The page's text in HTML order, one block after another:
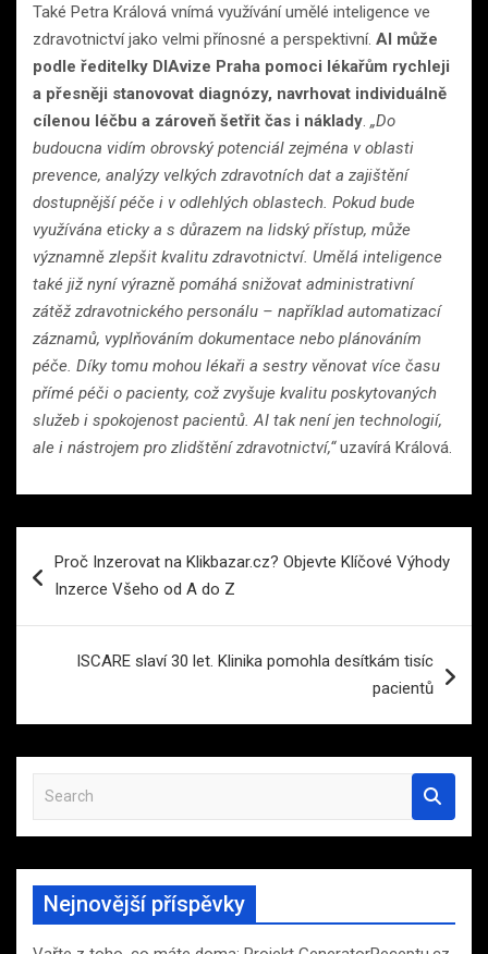
Také Petra Králová vnímá využívání umělé inteligence ve
zdravotnictví jako velmi přínosné a perspektivní. AI může
podle ředitelky DIAvize Praha pomoci lékařům rychleji
a přesněji stanovovat diagnózy, navrhovat individuálně
cílenou léčbu a zároveň šetřit čas i náklady „Do
budoucna vidím obrovský potenciál zejména v oblasti
prevence, analýzy velkých zdravotních dat a zajištění
dostupnější péče i v odlehlých oblastech. Pokud bude
využívána eticky a s důrazem na lidský přístup, může
významně zlepšit kvalitu zdravotnictví. Umělá inteligence
také již nyní výrazně pomáhá snižovat administrativní
zátěž zdravotnického personálu – například automatizací
záznamů, vyplňováním dokumentace nebo plánováním
péče. Díky tomu mohou lékaři a sestry věnovat více času
přímé péči o pacienty, což zvyšuje kvalitu poskytovaných
služeb i spokojenost pacientů. AI tak není jen technologií,
ale i nástrojem pro zlidštění zdravotnictví,“uzavírá Králová.
proProč Inzerovat na Klikbazar.cz? Objevte Klíčové Výhody
Inzerce Všeho od A do Z
ISCARE slaví 30 let. Klinika pomohla desítkám tisíc
pacientů
a
r
h
Nejnovější příspěvky